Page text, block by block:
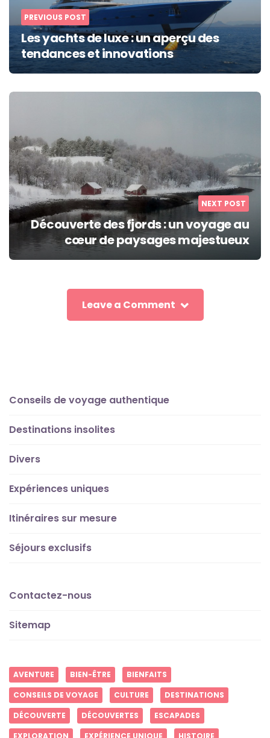
PREVIOUS POST
Les yachts de luxe : un aperçu des
tendances et innovations
NEXT POST
Découverte des fjords : un voyage au
cœur de paysages majestueux
Leave a Comment
Conseils de voyage authentique
Destinations insolites
Divers
Expériences uniques
Itinéraires sur mesure
Séjours exclusifs
Contactez-nous
Sitemap
AVENTURE BIEN-ÊTRE
BIENFAITS
CONSEILS DE VOYAGE
CULTURE
DESTINATIONS
DÉCOUVERTE
DÉCOUVERTES
ESCAPADES
EXPLORATION
EXPÉRIENCE UNIQUE HISTOIRE